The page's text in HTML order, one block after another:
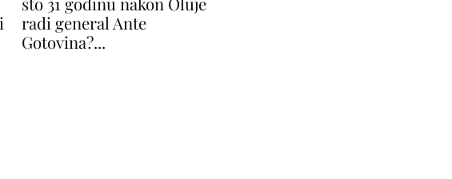
radi general Ante
Gotovina?...